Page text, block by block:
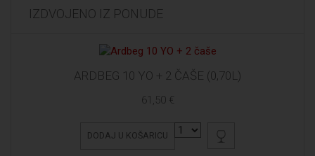
IZDVOJENO IZ PONUDE
ARDBEG 10 YO + 2 ČAŠE (0,70L)
61,50 €
DODAJ U KOŠARICU